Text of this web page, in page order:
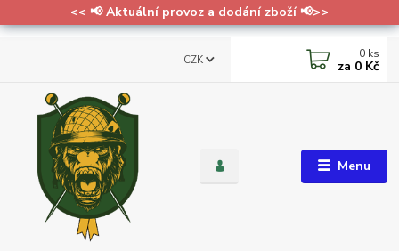
<< 📢 Aktuální provoz a dodání zboží 📢>>
Menu
CZK 0 ks
za 0 Kč